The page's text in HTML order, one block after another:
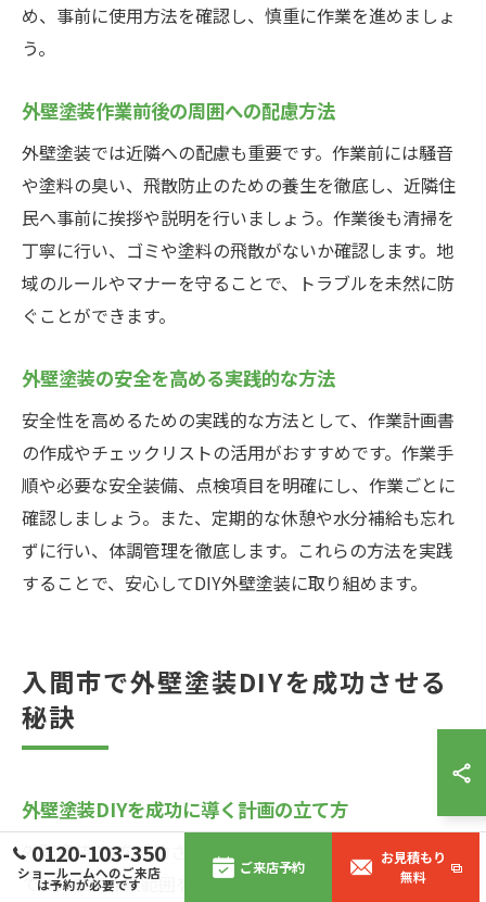
め、事前に使用方法を確認し、慎重に作業を進めましょ
う。
外壁塗装作業前後の周囲への配慮方法
外壁塗装では近隣への配慮も重要です。作業前には騒音
や塗料の臭い、飛散防止のための養生を徹底し、近隣住
民へ事前に挨拶や説明を行いましょう。作業後も清掃を
丁寧に行い、ゴミや塗料の飛散がないか確認します。地
域のルールやマナーを守ることで、トラブルを未然に防
ぐことができます。
外壁塗装の安全を高める実践的な方法
安全性を高めるための実践的な方法として、作業計画書
の作成やチェックリストの活用がおすすめです。作業手
順や必要な安全装備、点検項目を明確にし、作業ごとに
確認しましょう。また、定期的な休憩や水分補給も忘れ
ずに行い、体調管理を徹底します。これらの方法を実践
することで、安心してDIY外壁塗装に取り組めます。
入間市で外壁塗装DIYを成功させる
秘訣
外壁塗装DIYを成功に導く計画の立て方
外壁塗装DIYを成功させるためには、事前計画が不可欠
です。まず作業範囲を明確にし、必要な塗料・道具をリ
0120-103-350
ショールームへのご来店
は予約が必要です
ご来店予約
お見積もり
無料